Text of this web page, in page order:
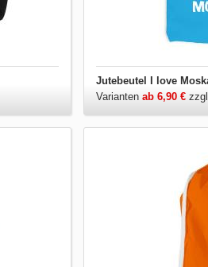
Jutebeutel I love
Varianten ab 6,90 €